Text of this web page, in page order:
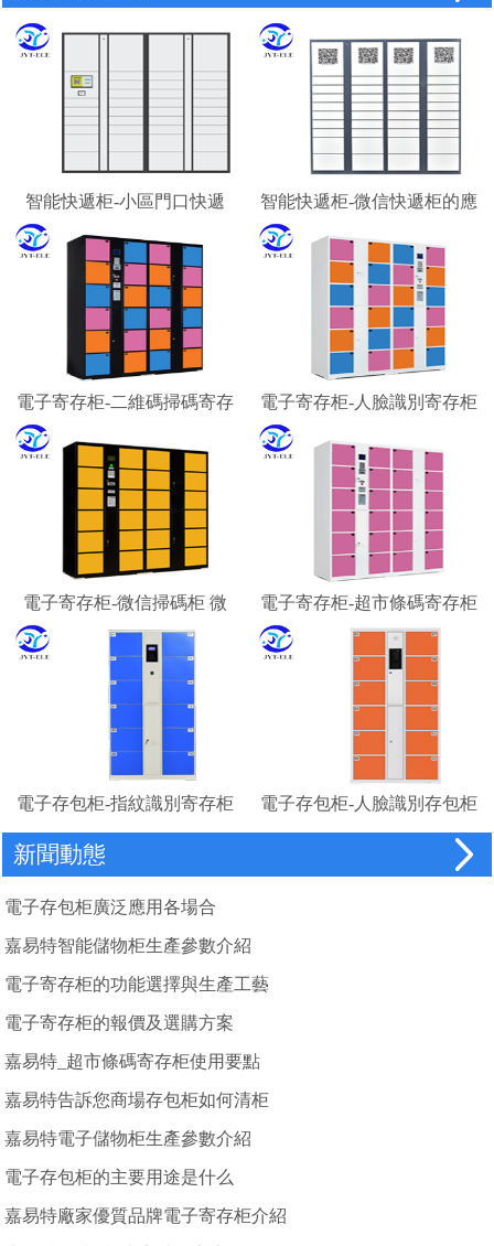
智能快遞柜-小區門口快遞
柜-校園快遞柜
智能快遞柜-微信快遞柜的應
用場景
電子寄存柜-二維碼掃碼寄存
電子寄存柜-人臉識別寄存柜
智能寄存柜廠家
電子寄存柜-微信掃碼柜 微
信聯網寄存柜 微信收費柜
嘉易特電子科技
電子寄存柜-超市條碼寄存柜
景區游客行李寄存柜
電子存包柜-指紋識別寄存柜
廠家
電子存包柜-人臉識別存包柜
新聞動態
電子存包柜廣泛應用各場合
嘉易特智能儲物柜生產參數介紹
電子寄存柜的功能選擇與生產工藝
電子寄存柜的報價及選購方案
嘉易特_超市條碼寄存柜使用要點
嘉易特告訴您商場存包柜如何清柜
嘉易特電子儲物柜生產參數介紹
電子存包柜的主要用途是什么
嘉易特廠家優質品牌電子寄存柜介紹